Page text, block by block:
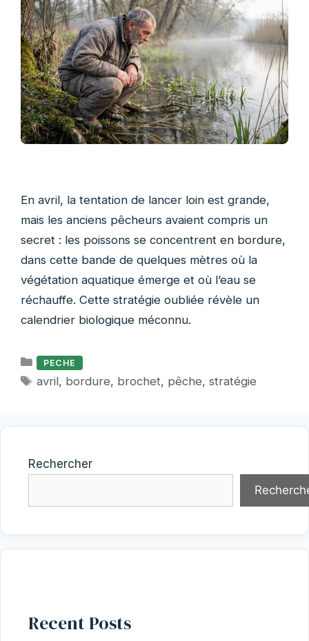
En avril, la tentation de lancer loin est grande,
mais les anciens pêcheurs avaient compris un
secret : les poissons se concentrent en bordure,
dans cette bande de quelques mètres où la
végétation aquatique émerge et où l’eau se
réchauffe. Cette stratégie oubliée révèle un
calendrier biologique méconnu.
Catégories
PECHE
Étiquettes
avril, bordure, brochet, pêche,stratégie
Rechercher
Recent Posts